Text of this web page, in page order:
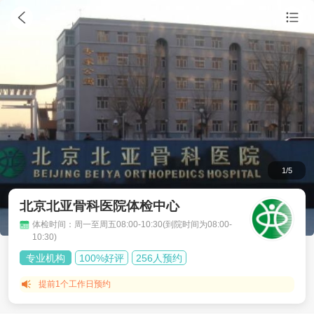
1/5
北京北亚骨科医院体检中心
体检时间：周一至周五08:00-10:30(到院时间为08:00-
10:30)
专业机构 100%好评 256人预约
提前1个工作日 预约